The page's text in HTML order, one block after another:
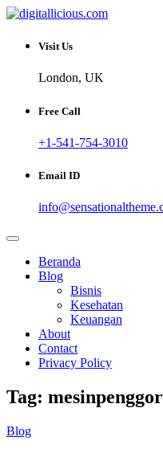
Skip
content
Sharing Digital Information
Visit Us
London, UK
Free Call
+1-541-754-3010
Email ID
Beranda
Blog
Bisnis
Kesehatan
Keuangan
About
Contact
Privacy Policy
Tag:
Blog